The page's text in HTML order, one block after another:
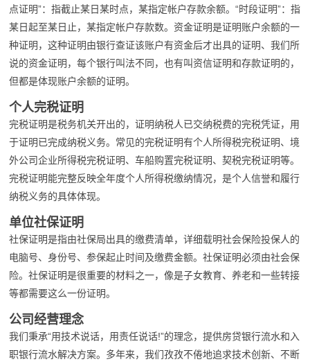
点证明”：指截止某日某时点，某指定帐户存款余额。“时段证明”：指
某日起至某日止，某指定帐户存款数。资金证明是证明账户余额的一
种证明，这种证明由银行查证该账户有资金后才出具的证明、我们所
说的资金证明，每个银行叫法不同，也有叫资信证明和存款证明的，
但都是体现账户余额的证明。
个人完税证明
完税证明是税务机关开出的，证明纳税人已交纳税费的完税凭证，用
于证明已完成纳税义务。常见的完税证明有个人所得税完税证明、境
外公司企业所得税完税证明、车船购置完税证明、契税完税证明等。
完税证明能完整反映全年度个人所得税缴纳情况，是个人信誉和履行
纳税义务的具体体现。
单位社保证明
社保证明是指由社保局出具的缴费清单，详细载明社会保险投保人的
电脑号、身份号、参保起止时间及缴费金额。社保证明必须由社会保
险。社保证明是很重要的材料之一，像是子女教育、养老和一些转接
等都需要这么一份证明。
公司经营理念
我们秉承“用技术说话，用责任说话!”的理念，提供房贷银行流水和入
职银行流水解决方案。多年来，我们孜孜不倦地追求技术创新、不断